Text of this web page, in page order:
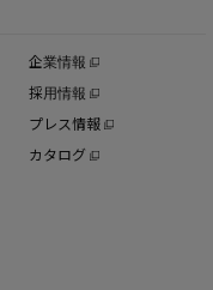
企業情報
採用情報
プレス情報
カタログ